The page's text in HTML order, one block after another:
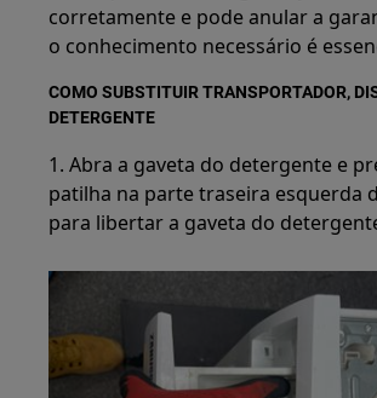
corretamente e pode anular a
o conhecimento necessário é
COMO SUBSTITUIR TRANSPORTADOR,
DETERGENTE
1. Abra a gaveta do detergente e
patilha na parte traseira esquerda
para libertar a gaveta do